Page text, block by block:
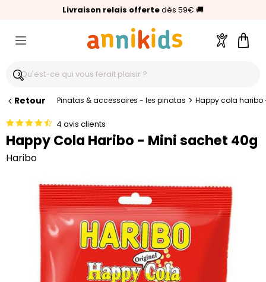
Livraison relais offertedès 59€ 🚚
🥇Palmarès Capital 2025 :Annikids N°1
⭐⭐⭐⭐⭐4,6/5(24 000 avis clients)
Compte
Retour Pinatas & accessoires - les pinatas > Happy cola
4 avis clients
Happy Cola Haribo - Mini sachet 40g
Haribo